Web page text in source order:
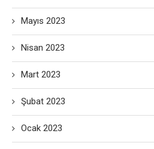
Mayıs 2023
Nisan 2023
Mart 2023
Şubat 2023
Ocak 2023